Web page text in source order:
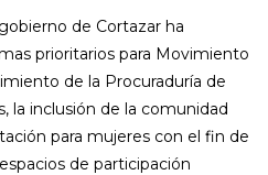
de Cortazar ha
prioritarios para Movimiento
de la Procuraduría de
la inclusión de la comunidad
para mujeres con el fin de
de participación